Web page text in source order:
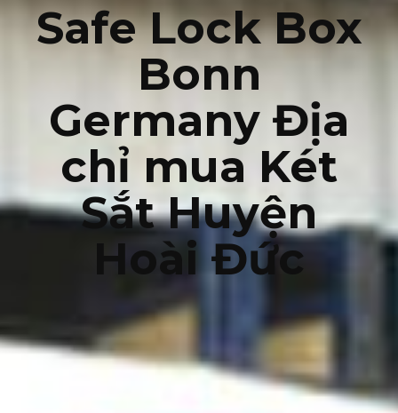
Safe Lock Box
Bonn
Germany Địa
chỉ mua Két
Sắt Huyện
Hoài Đức